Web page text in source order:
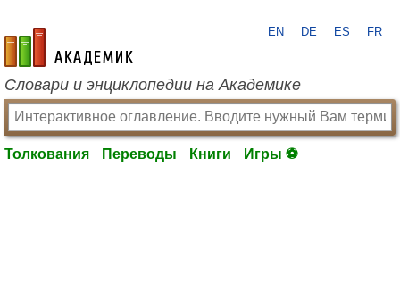
academic.ru
EN DE ES FR
Словари и энциклопедии на Академике
Толкования Переводы Книги Игры ⚽